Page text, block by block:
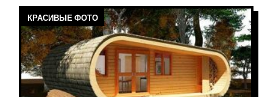
КРАСИВЫЕ ФОТО